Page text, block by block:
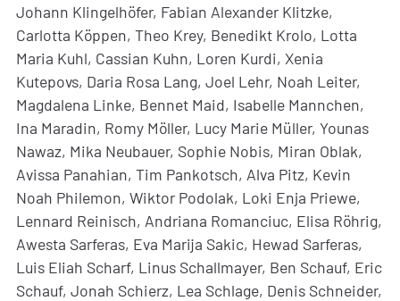
Johann Klingelhöfer, Fabian Alexander Klitzke,
Carlotta Köppen, Theo Krey, Benedikt Krolo, Lotta
Maria Kuhl, Cassian Kuhn, Loren Kurdi, Xenia
Kutepovs, Daria Rosa Lang, Joel Lehr, Noah Leiter,
Magdalena Linke, Bennet Maid, Isabelle Mannchen,
Ina Maradin, Romy Möller, Lucy Marie Müller, Younas
Nawaz, Mika Neubauer, Sophie Nobis, Miran Oblak,
Avissa Panahian, Tim Pankotsch, Alva Pitz, Kevin
Noah Philemon, Wiktor Podolak, Loki Enja Priewe,
Lennard Reinisch, Andriana Romanciuc, Elisa Röhrig,
Awesta Sarferas, Eva Marija Sakic, Hewad Sarferas,
Luis Eliah Scharf, Linus Schallmayer, Ben Schauf, Eric
Schauf, Jonah Schierz, Lea Schlage, Denis Schneider,